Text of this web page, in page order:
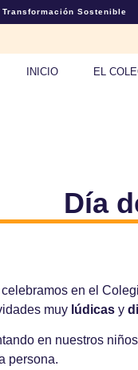
Transformación Sostenible
INICIO EL
Día
en el
muy lúdicas y
en nuestros niños
persona.